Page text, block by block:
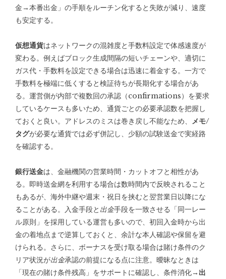
金→本番出金」の手順をルーチン化すると失敗が減り、速度
も安定する。
仮想通貨はネットワークの混雑度と手数料設定で体感速度が
変わる。例えばブロック生成間隔の短いチェーンや、適切に
ガス代・手数料を設定できる場合は迅速に着金する。一方で
手数料を極端に低くすると検証待ちが長期化する場合があ
る。運営側が内部で複数回の承認（confirmations）を要求
しているケースも多いため、通貨ごとの必要承認数を把握し
ておくと良い。アドレスのミスは巻き戻し不能なため、 メモ/
タグが必要な通貨では必ず併記し、少額の試験送金で実経路
を確認する。
銀行送金は、金融機関の営業時間・カットオフと相性があ
る。即時送金網を利用する場合は数時間内で反映されること
もあるが、海外中継や週末・祝日を挟むと翌営業日以降にな
ることがある。入金手段と 出金手段を一致させる「同一レー
ル原則」を採用している運営も多いので、初回入金時から出
金の着地点まで逆算しておくと、余計な本人確認や保留を避
けられる。さらに、ボーナスを受け取る場合は賭け条件のク
リア状況が出金承認の前提になる点に注意。曖昧なときは
「現在の賭け条件残高」をサポートに確認し、条件消化→ 出